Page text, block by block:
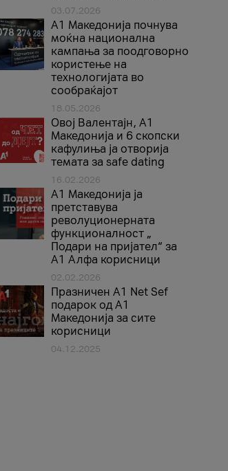
03.07.2026
A1 Македонија почнува
моќна национална
кампања за поодговорно
користење на
технологијата во
сообраќајот
18.05.2026
Овој Валентајн, A1
Македонија и 6 скопски
кафулиња ја отворија
темата за safe dating
16.02.2026
А1 Македонија ја
претставува
револуционерната
функционалност „
Подари на пријател“ за
А1 Алфа корисници
02.02.2026
Празничен A1 Net Sеf
подарок од А1
Македонија за сите
корисници
04.12.2025